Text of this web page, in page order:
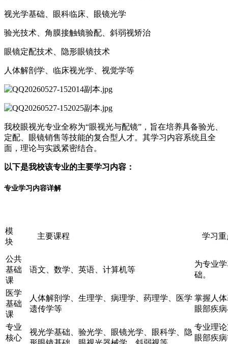
视光学基础、眼科临床、眼镜光学
验光技术、角膜接触镜验配、斜弱视矫治
眼镜定配技术、隐形眼镜技术
人体解剖学、临床视光学、视觉学等‌‌
我校眼视光专业全称为“眼视光与配镜”，旨在培养具备验光、
定配、眼镜销售等技能的复合型人才。其学习内容系统且全
面，理论与实践紧密结合。
以下是我校该专业的主要学习内容：
专业学习内容详解
模
块
主要课程 学习重
公共
基础
课
语文、数学、英语、计算机等
为专业
础。
医学
基础
课
人体解剖学、生理学、病理学、药理学、医学
遗传学等
掌握人
眼部疾
专业
核心
视光学基础、验光学、眼镜光学、眼科学、隐
专业理
眼部疾